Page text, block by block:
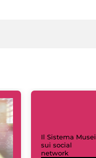
Il Sistema Musei
sui social
network